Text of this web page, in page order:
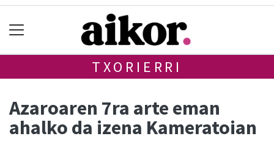
TXORIERRI
Azaroaren 7ra arte eman
ahalko da izena Kameratoian